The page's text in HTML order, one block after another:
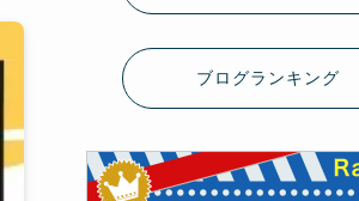
ブログランキング